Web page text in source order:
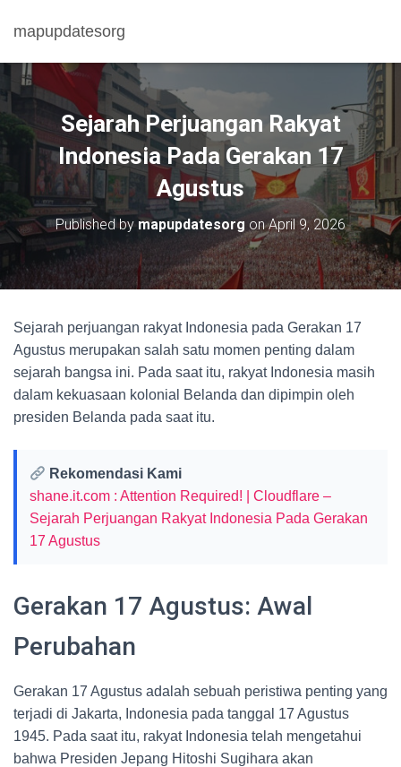
mapupdatesorg
Sejarah Perjuangan Rakyat
Indonesia Pada Gerakan 17
Agustus
Published by mapupdatesorg onApril 9, 2026
Sejarah perjuangan rakyat Indonesia pada Gerakan 17
Agustus merupakan salah satu momen penting dalam
sejarah bangsa ini. Pada saat itu, rakyat Indonesia masih
dalam kekuasaan kolonial Belanda dan dipimpin oleh
presiden Belanda pada saat itu.
Rekomendasi Kami
shane.it.com : Attention Required! | Cloudflare –
Sejarah Perjuangan Rakyat Indonesia Pada Gerakan
17 Agustus
Gerakan 17 Agustus: Awal
Perubahan
Gerakan 17 Agustus adalah sebuah peristiwa penting yang
terjadi di Jakarta, Indonesia pada tanggal 17 Agustus
1945. Pada saat itu, rakyat Indonesia telah mengetahui
bahwa Presiden Jepang Hitoshi Sugihara akan